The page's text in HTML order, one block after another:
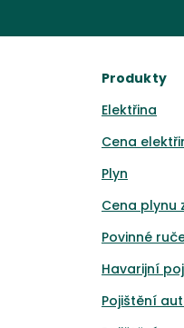
Produkty
Elektřina
Cena
Plyn
Cena plynu
Povinné
Havarijní
Pojištění